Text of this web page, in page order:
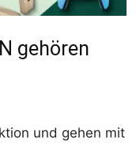
gehören
und gehen mit